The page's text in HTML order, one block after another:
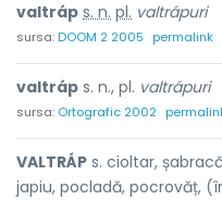
valtráp s. n. pl. valtrápuri
sursa:DOOM 2 2005 permalink
valtráp s. n., pl. valtrápuri
sursa: Ortografic 2002
VALTRÁP s. cioltar,
japiu, pocladă, pocrovăț,